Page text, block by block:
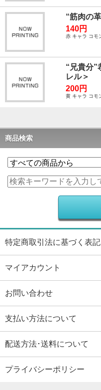
“筋肉の
140円
赤 キャラ コモ
“兄貴分”
レル＞
200円
黄 キャラ コモ
商品検索
特定商取引法に基づく表記
マイアカウント
お問い合わせ
支払い方法について
配送方法･送料について
プライバシーポリシー